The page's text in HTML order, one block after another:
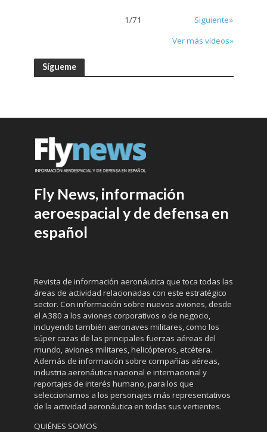
1/71
Siguiente»
Ver más vídeos»
Sígueme
Fly News, información
aeroespacial y de defensa en
español
Revista de información aeronáutica que toca todas las
áreas de actividad relacionadas con este estratégico
sector. Con información sobre nuevos aviones, desde
el A380 a los aviones corporativos o de negocio,
incluyendo también aeronaves militares, como los
súper cazas de las principales fuerzas aéreas del
mundo, aviones militares, helicópteros, etcétera.
Además de información sobre compañías aéreas,
industria aeronáutica nacional e internacional y
reportajes de interés humano, para los que
seleccionamos a los personajes más representativos
de la actividad aeronáutica en todas sus vertientes.
QUIÉNES SOMOS